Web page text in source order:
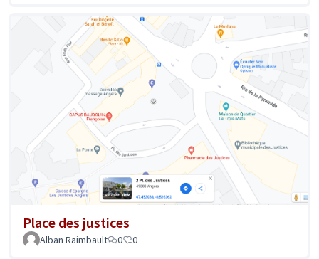
Place des justices
Alban Raimbault 0 0